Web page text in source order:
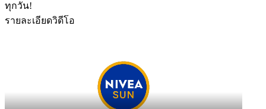
ทุกวัน! ️
รายละเอียดวิดีโอ